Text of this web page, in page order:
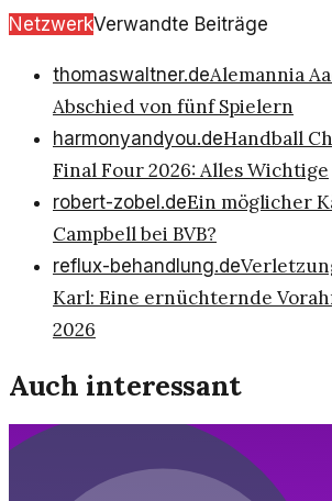
NetzwerkVerwandte Beiträge
thomaswaltner.deAlemannia
Abschied von fünf Spielern
harmonyandyou.deHandball
Final Four 2026: Alles Wichtige
robert-zobel.deEin möglicher
Campbell bei BVB?
reflux-behandlung.de
Karl: Eine ernüchternde
2026
Auch interessant